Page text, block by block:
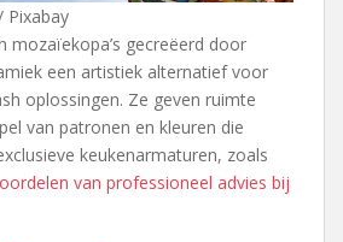
Pixabay
mozaïekopa’s gecreëerd door
een artistiek alternatief voor
oplossingen. Ze geven ruimte
van patronen en kleuren die
keukenarmaturen, zoals
van professioneel advies bij